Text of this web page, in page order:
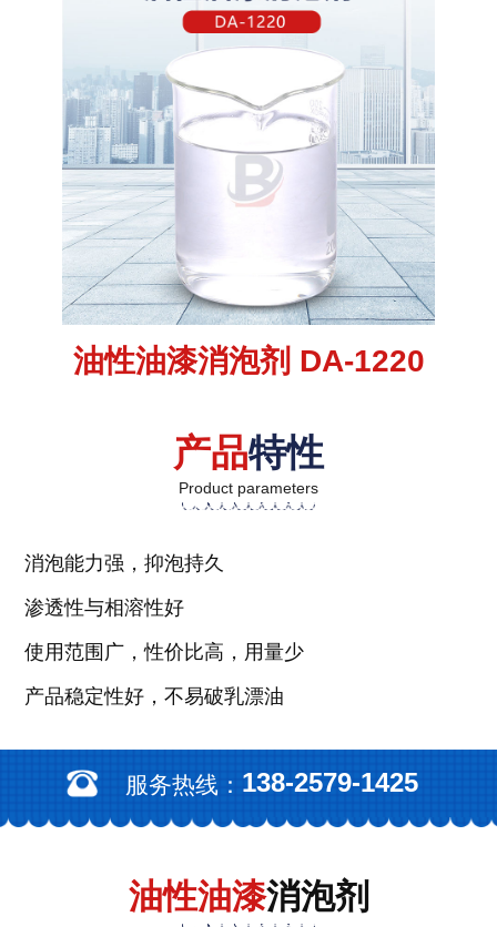
油性油漆消泡剂 DA-1220
产品特性
Product parameters
消泡能力强，抑泡持久
渗透性与相溶性好
使用范围广，性价比高，用量少
产品稳定性好，不易破乳漂油
服务热线： 138-2579-1425
油性油漆消泡剂